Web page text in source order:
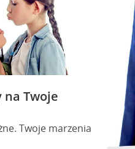
na Twoje
Twoje marzenia